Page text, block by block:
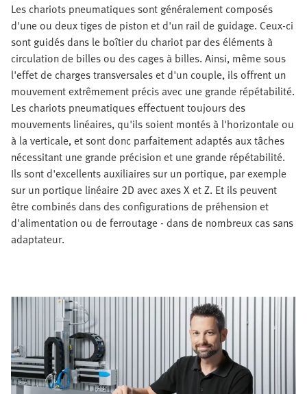
Les chariots pneumatiques sont généralement composés
d'une ou deux tiges de piston et d'un rail de guidage. Ceux-ci
sont guidés dans le boîtier du chariot par des éléments à
circulation de billes ou des cages à billes. Ainsi, même sous
l'effet de charges transversales et d'un couple, ils offrent un
mouvement extrêmement précis avec une grande répétabilité.
Les chariots pneumatiques effectuent toujours des
mouvements linéaires, qu'ils soient montés à l'horizontale ou
à la verticale, et sont donc parfaitement adaptés aux tâches
nécessitant une grande précision et une grande répétabilité.
Ils sont d'excellents auxiliaires sur un portique, par exemple
sur un portique linéaire 2D avec axes X et Z. Et ils peuvent
être combinés dans des configurations de préhension et
d'alimentation ou de ferroutage - dans de nombreux cas sans
adaptateur.